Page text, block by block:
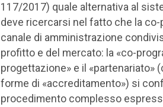
117/2017) quale alternativa al
deve ricercarsi nel fatto che la
canale di amministrazione
profitto e del mercato: la «co-
progettazione» e il «partenariato»
forme di «accreditamento») si
procedimento complesso